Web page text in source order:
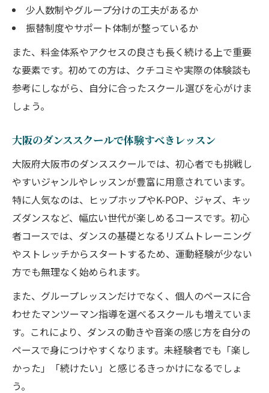
少人数制やグループ分けの工夫があるか
振替制度やサポート体制が整っているか
また、料金体系やアクセスの良さも長く続ける上で重要
な要素です。初めての方は、クチコミや実際の体験談も
参考にしながら、自分に合ったスクール選びを心がけま
しょう。
大阪のダンススクールで体験すべきレッスン
大阪府大阪市のダンススクールでは、初心者でも挑戦し
やすいジャンルやレッスンが豊富に用意されています。
特に人気なのは、ヒップホップやK-POP、ジャズ、キッ
ズダンスなど、幅広い世代が楽しめるコースです。初心
者コースでは、ダンスの基礎となるリズムトレーニング
やストレッチからスタートするため、運動経験が少ない
方でも無理なく始められます。
また、グループレッスンだけでなく、個人のペースに合
わせたマンツーマン指導を選べるスクールも増えていま
す。これにより、ダンスの動きや音楽の感じ方を自分の
ペースで身につけやすくなります。未経験者でも「楽し
かった」「続けたい」と感じるきっかけになるでしょ
う。